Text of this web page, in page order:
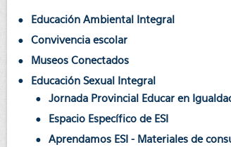
Educación Ambiental Integral
Convivencia escolar
Museos Conectados
Educación Sexual Integral
Jornada Provincial Educar en
Espacio Específico de ESI
Aprendamos ESI - Materiales de